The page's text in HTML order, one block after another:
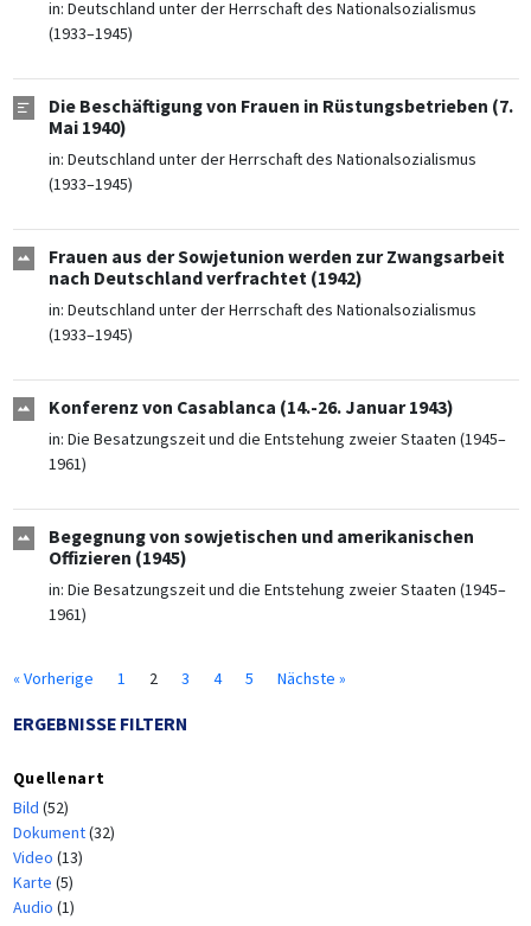
in: Deutschland unter der Herrschaft des Nationalsozialismus
(1933–1945)
Die Beschäftigung von Frauen in Rüstungsbetrieben (7.
Mai 1940)
in: Deutschland unter der Herrschaft des Nationalsozialismus
(1933–1945)
Frauen aus der Sowjetunion werden zur Zwangsarbeit
nach Deutschland verfrachtet (1942)
in: Deutschland unter der Herrschaft des Nationalsozialismus
(1933–1945)
Konferenz von Casablanca (14.-26. Januar 1943)
in: Die Besatzungszeit und die Entstehung zweier Staaten (1945–
1961)
Begegnung von sowjetischen und amerikanischen
Offizieren (1945)
in: Die Besatzungszeit und die Entstehung zweier Staaten (1945–
1961)
« Vorherige 1 2 3 4 5 Nächste »
ERGEBNISSE FILTERN
Quellenart
Bild (52)
Dokument(32)
Video (13)
Karte (5)
Audio (1)